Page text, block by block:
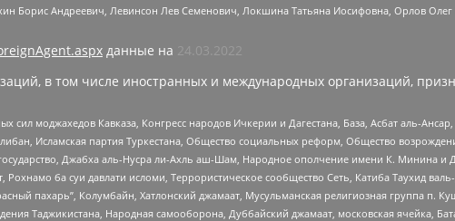
Борис Андреевич, Левинсон Лев Семенович, Локшина Татьяна Иосифовна, Орлов
данные на 24.03.2022
в том числе иностранных и международных организаций,
моджахедов Кавказа, Конгресс народов Ичкерии и Дагестана, База, Асбат аль-
Исламская партия Туркестана, Общество социальных реформ, Общество
Джабха аль-Нусра ли-Ахль аш-Шам, Народное ополчение имени К. Минина
Рохнамо ба суи давлати исломи, Террористическое сообщество Сеть, Катиба Таухид
пахарь”, Колумбайн, Хатлонский джамаат, Мусульманская религиозная группа
Таджикистана, Народная самооборона, Дуббайский джамаат, московская ячейка,